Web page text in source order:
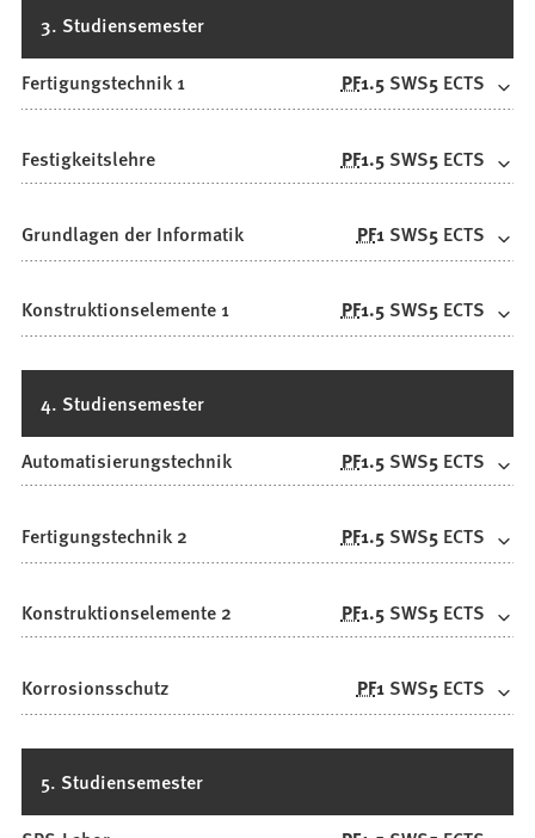
3. Studiensemester
Fertigungstechnik 1 PF1.5 SWS5 ECTS
Festigkeitslehre PF1.5 SWS5 ECTS
Grundlagen der Informatik PF1 SWS5 ECTS
Konstruktionselemente 1 PF1.5 SWS5 ECTS
4. Studiensemester
Automatisierungstechnik PF1.5 SWS5 ECTS
Fertigungstechnik 2 PF1.5 SWS5 ECTS
Konstruktionselemente 2 PF1.5 SWS5 ECTS
Korrosionsschutz PF1 SWS5 ECTS
5. Studiensemester